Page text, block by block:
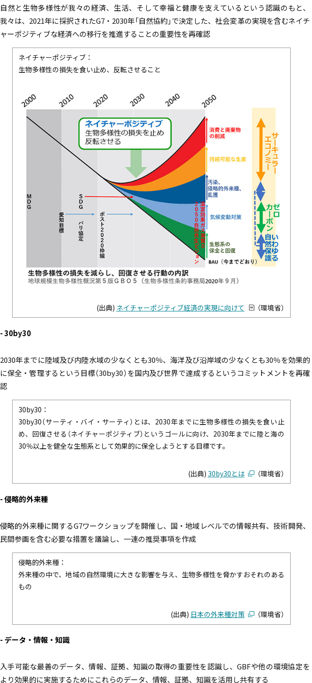
自然と生物多様性が我々の経済、生活、そして幸福と健康を支えているという認識のもと、
我々は、2021年に採択されたG7・2030年「自然協約」で決定した、社会変革の実現を含むネイチ
ャーポジティブな経済への移行を推進することの重要性を再確認
ネイチャーポジティブ：
生物多様性の損失を食い止め、反転させること
(出典) ネイチャーポジティブ経済の実現に向けて （環境省）
- 30by30
2030年までに陸域及び内陸水域の少なくとも30％、海洋及び沿岸域の少なくとも30％を効果的
に保全・管理するという目標（30by30）を国内及び世界で達成するというコミットメントを再確
認
30by30：
30by30（サーティ・バイ・サーティ）とは、2030年までに生物多様性の損失を食い止
め、回復させる（ネイチャーポジティブ）というゴールに向け、2030年までに陸と海の
30％以上を健全な生態系として効果的に保全しようとする目標です。
(出典) 30by30とは （環境省）
- 侵略的外来種
侵略的外来種に関するG7ワークショップを開催し、国・地域レベルでの情報共有、技術開発、
民間参画を含む必要な措置を議論し、一連の推奨事項を作成
侵略的外来種：
外来種の中で、地域の自然環境に大きな影響を与え、生物多様性を脅かすおそれのある
もの
(出典) 日本の外来種対策 （環境省）
- データ・情報・知識
入手可能な最善のデータ、情報、証拠、知識の取得の重要性を認識し、GBFや他の環境協定を
より効果的に実施するためにこれらのデータ、情報、証拠、知識を活用し共有する